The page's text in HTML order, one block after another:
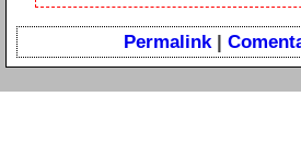
Permalink|